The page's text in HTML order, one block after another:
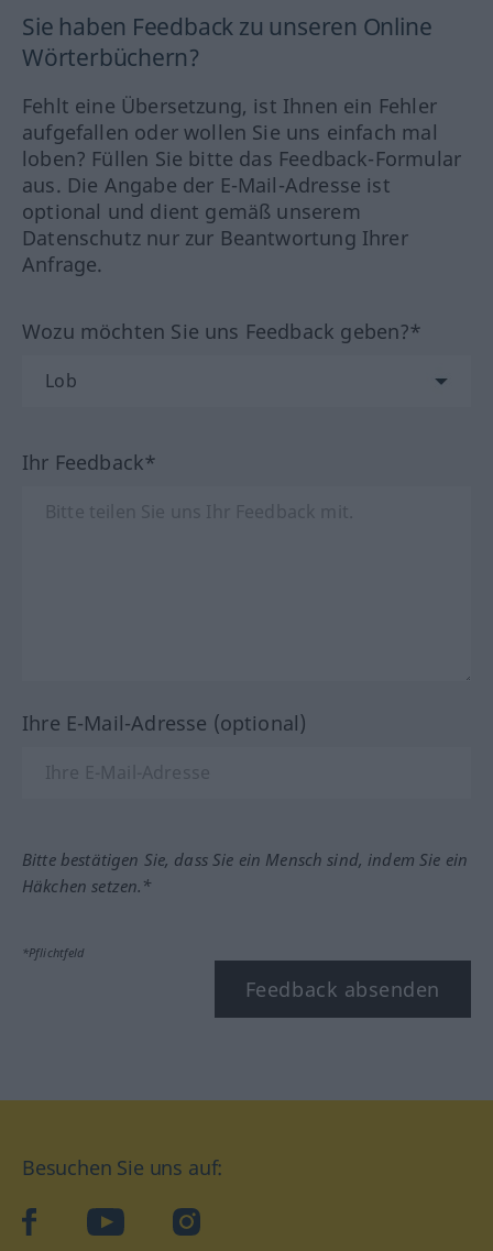
Sie haben Feedback zu unseren Online
Wörterbüchern?
Fehlt eine Übersetzung, ist Ihnen ein Fehler
aufgefallen oder wollen Sie uns einfach mal
loben? Füllen Sie bitte das Feedback-Formular
aus. Die Angabe der E-Mail-Adresse ist
optional und dient gemäß unserem
Datenschutz nur zur Beantwortung Ihrer
Anfrage.
Wozu möchten Sie uns Feedback geben?*
Ihr Feedback*
Ihre E-Mail-Adresse (optional)
Bitte bestätigen Sie, dass Sie ein Mensch sind, indem Sie ein
Häkchen setzen.*
*Pflichtfeld
Feedback absenden
Besuchen Sie uns auf:
facebookYouTube Instagram